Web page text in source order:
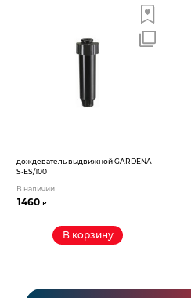
дождеватель выдвижной GARDENA
S-ЕS/100
В наличии
1460₽
В корзину